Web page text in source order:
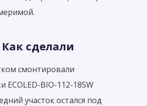
Как сделали
смонтировали
ECOLED-BIO-112-185W
участок остался под